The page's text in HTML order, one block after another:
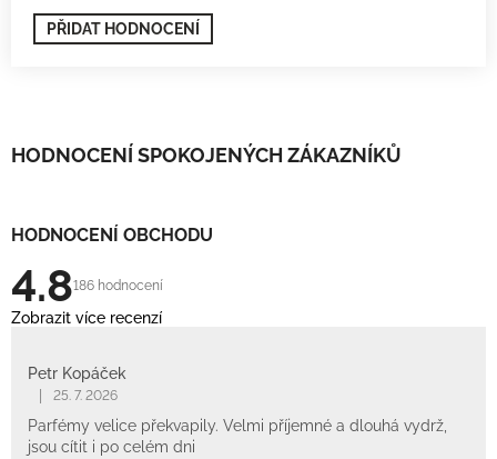
PŘIDAT HODNOCENÍ
HODNOCENÍ SPOKOJENÝCH ZÁKAZNÍKŮ
HODNOCENÍ OBCHODU
4.8186 hodnocení
Zobrazit více recenzí
Petr Kopáček
25. 7. 2026
Parfémy velice překvapily. Velmi příjemné a dlouhá vydrž,
jsou cítit i po celém dni